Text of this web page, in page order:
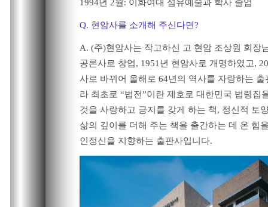
1994년 2월: 이화여대 섬유예술과 학사 졸업
Q. 현암사를 소개해 주신다면?
A. (주)현암사는 작고하신 고 현암 조상원 회장
공론사로 창업, 1951년 현암사로 개명하였고,
사로 바뀌어 올해로 64년의 역사를 자랑하는
라 최초로 “법전”이란 제호로 대한민국 법령집
것을 사랑하고 긍지를 갖게 하는 책, 정신적 토
삶의 깊이를 더해 주는 책을 출간하는 데 온 힘
인정신을 지향하는 출판사입니다.